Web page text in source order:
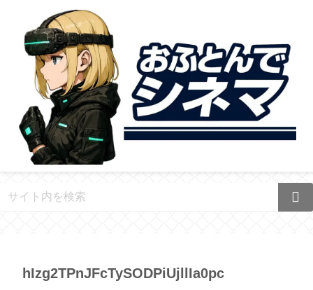
hIzg2TPnJFcTySODPiUjllIa0pc